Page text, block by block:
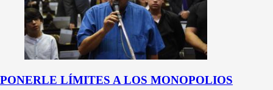
PONERLE LÍMITES A LOS MONOPOLIOS